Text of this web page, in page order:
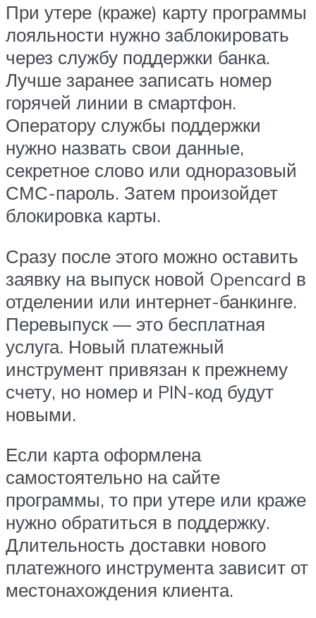
При утере (краже) карту программы
лояльности нужно заблокировать
через службу поддержки банка.
Лучше заранее записать номер
горячей линии в смартфон.
Оператору службы поддержки
нужно назвать свои данные,
секретное слово или одноразовый
СМС-пароль. Затем произойдет
блокировка карты.
Сразу после этого можно оставить
заявку на выпуск новой Opencard в
отделении или интернет-банкинге.
Перевыпуск — это бесплатная
услуга. Новый платежный
инструмент привязан к прежнему
счету, но номер и PIN-код будут
новыми.
Если карта оформлена
самостоятельно на сайте
программы, то при утере или краже
нужно обратиться в поддержку.
Длительность доставки нового
платежного инструмента зависит от
местонахождения клиента.